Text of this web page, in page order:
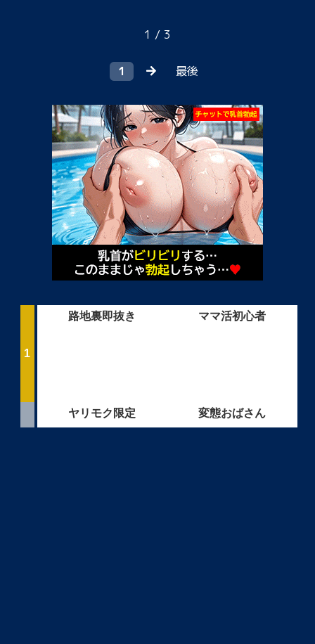
1 / 3
1 最後
路地裏即抜き ママ活初心者
ヤリモク限定 変態おばさん